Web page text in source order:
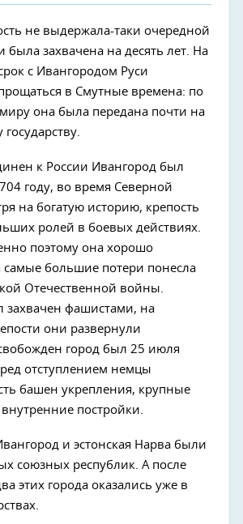
не выдержала-таки очередной
была захвачена на десять лет. На
с Ивангородом Руси
в Смутные времена: по
она была передана почти на
к России Ивангород был
году, во время Северной
на богатую историю, крепость
ролей в боевых действиях.
поэтому она хорошо
самые большие потери понесла
Отечественной войны.
захвачен фашистами, на
они развернули
город был 25 июля
отступлением немцы
башен укрепления, крупные
внутренние постройки.
и эстонская Нарва были
союзных республик. А после
этих города оказались уже в